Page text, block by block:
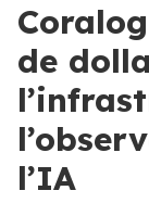
de
l’IA